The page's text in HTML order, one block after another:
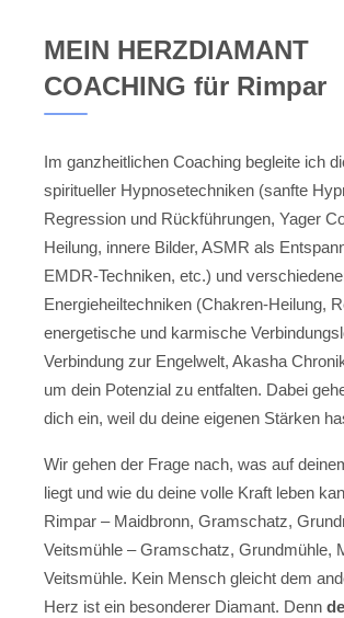
MEIN HERZDIAMANT
COACHING für Rimpar
Im ganzheitlichen Coaching begleite ich
spiritueller Hypnosetechniken (sanfte
Regression und Rückführungen, Yager
Heilung, innere Bilder, ASMR als
EMDR-Techniken, etc.) und
Energieheiltechniken (Chakren-Heilung,
energetische und karmische
Verbindung zur Engelwelt, Akasha
um dein Potenzial zu entfalten. Dabei
dich ein, weil du deine eigenen Stärken
Wir gehen der Frage nach, was auf
liegt und wie du deine volle Kraft leben
Rimpar – Maidbronn, Gramschatz,
Veitsmühle – Gramschatz, Grundmühle,
Veitsmühle. Kein Mensch gleicht dem
Herz ist ein besonderer Diamant. Denn